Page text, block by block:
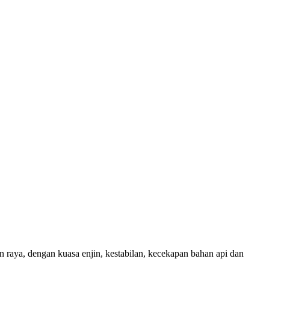
dengan kuasa enjin, kestabilan, kecekapan bahan api dan